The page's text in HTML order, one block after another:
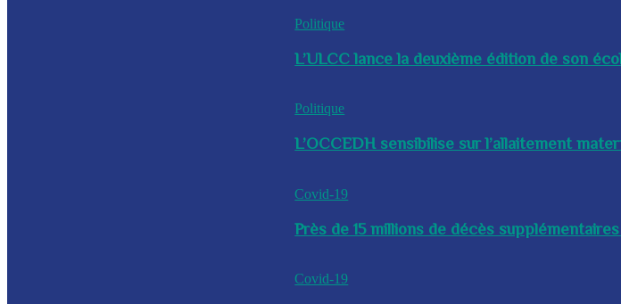
Politique
L’ULCC lance la deuxième édition de son
Politique
L’OCCEDH sensibilise sur l’allaitement
Covid-19
Près de 15 millions de décès
Covid-19